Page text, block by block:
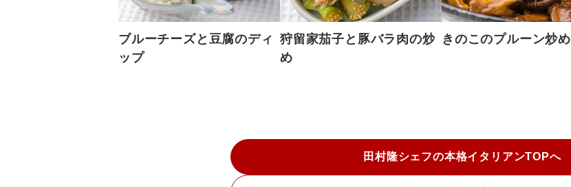
ブルーチーズと豆腐のディ
ップ
狩留家茄子と豚バラ肉の炒
め
きのこのプルーン炒め
田村隆シェフの本格イタリアンTOPへ